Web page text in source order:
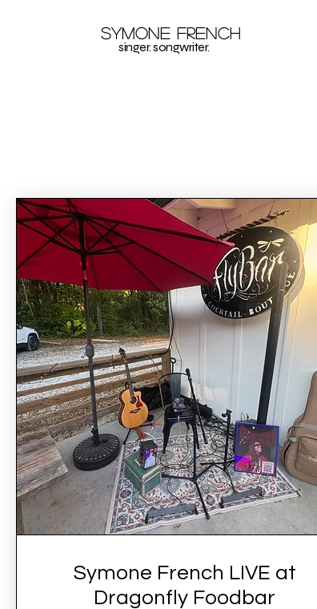
Symone French
singer. songwriter.
Symone French LIVE at
Dragonfly Foodbar